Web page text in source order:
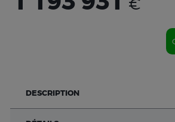
€
DESCRIPTION